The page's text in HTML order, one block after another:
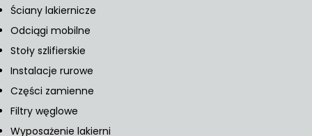
Ściany lakiernicze
Odciągi mobilne
Stoły szlifierskie
Instalacje rurowe
Części zamienne
Filtry węglowe
Wyposażenie lakierni